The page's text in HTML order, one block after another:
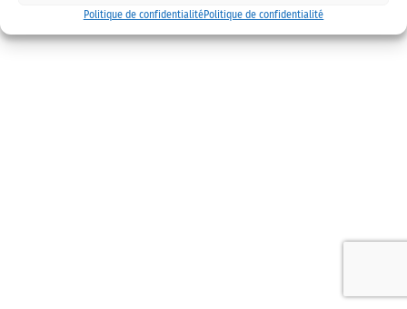
Politique de confidentialitéPolitique de confidentialité